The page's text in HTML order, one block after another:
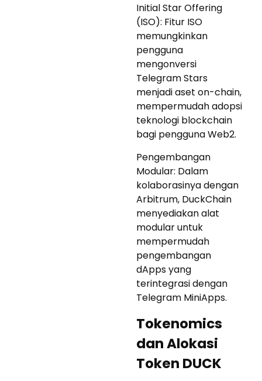
Initial Star Offering
(ISO): Fitur ISO
memungkinkan
pengguna
mengonversi
Telegram Stars
menjadi aset on-chain,
mempermudah adopsi
teknologi blockchain
bagi pengguna Web2.
Pengembangan
Modular: Dalam
kolaborasinya dengan
Arbitrum, DuckChain
menyediakan alat
modular untuk
mempermudah
pengembangan
dApps yang
terintegrasi dengan
Telegram MiniApps.
Tokenomics
dan Alokasi
Token DUCK